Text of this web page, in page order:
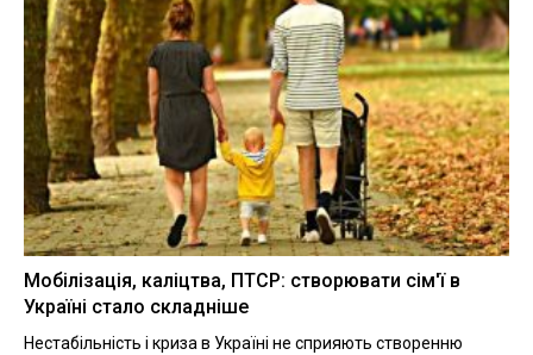
Мобілізація, каліцтва, ПТСР: створювати сім'ї в
Україні стало складніше
Нестабільність і криза в Україні не сприяють створенню